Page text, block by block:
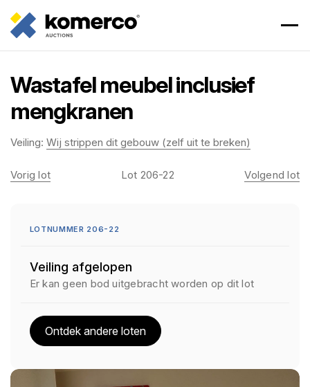
Wastafel meubel inclusief
mengkranen
Veiling: Wij strippen dit gebouw (zelf uit te breken)
Vorig lot Lot 206-22 Volgend lot
LOTNUMMER 206-22
Veiling afgelopen
Er kan geen bod uitgebracht worden op dit lot
Ontdek andere loten